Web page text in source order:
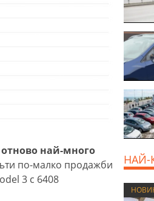
отново най-много
по-малко продажби
3 с 6408
НАЙ-